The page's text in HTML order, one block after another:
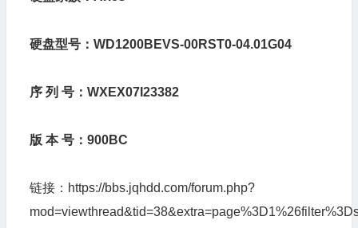
硬盘型号：WD1200BEVS-00RST0-04.01G04
序 列 号：WXEX07I23382
版 本 号：900BC
链接： https://bbs.jqhdd.com/forum.php?